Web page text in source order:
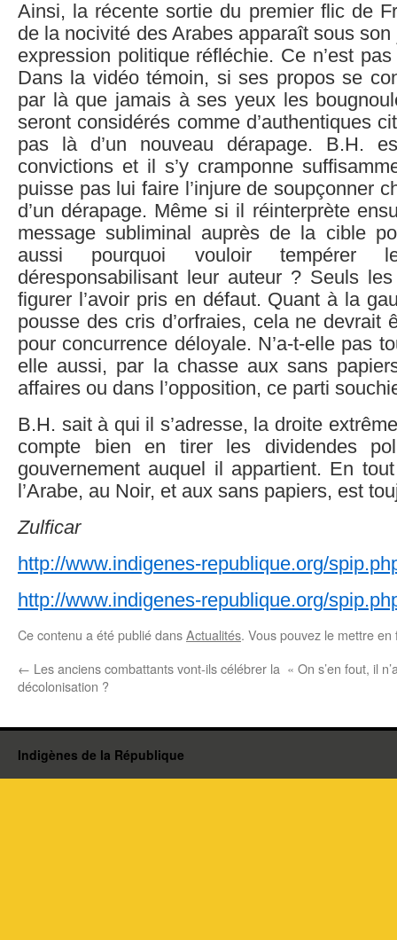
Ainsi, la récente sortie du premier flic de
de la nocivité des Arabes apparaît sous
expression politique réfléchie. Ce n’est pas
Dans la vidéo témoin, si ses propos se
par là que jamais à ses yeux les
seront considérés comme d’authentiques
pas là d’un nouveau dérapage. B.H.
convictions et il s’y cramponne
puisse pas lui faire l’injure de soupçonner
d’un dérapage. Même si il réinterprète
message subliminal auprès de la cible
aussi pourquoi vouloir tempérer
déresponsabilisant leur auteur ? Seuls
figurer l’avoir pris en défaut. Quant à la
pousse des cris d’orfraies, cela ne devrait
pour concurrence déloyale. N’a-t-elle pas
elle aussi, par la chasse aux sans
affaires ou dans l’opposition, ce parti
B.H. sait à qui il s’adresse, la droite
compte bien en tirer les dividendes
gouvernement auquel il appartient. En
l’Arabe, au Noir, et aux sans papiers, est
Zulficar
http://www.indigenes-republique.org/
http://www.indigenes-republique.org/
Ce contenu a été publié dansActualités. Vous pouvez le mettre
← Les anciens combattants vont-ils célébrer la
décolonisation ?
« On s’en fout, il
Indigènes de la République